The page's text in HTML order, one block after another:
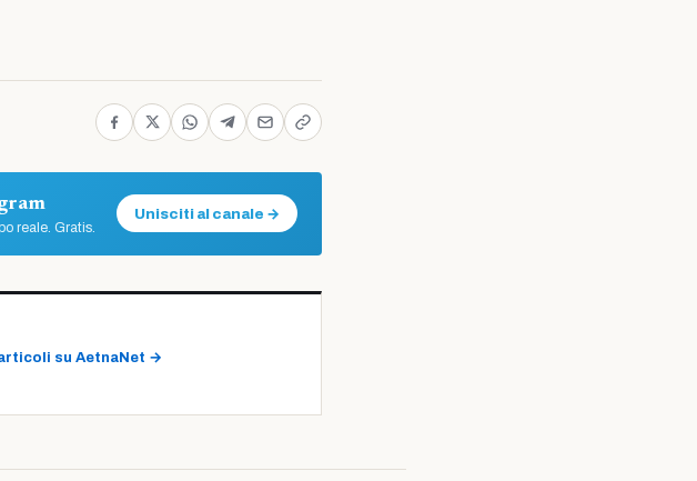
reale. Gratis.
Unisciti al canale →
su AetnaNet →